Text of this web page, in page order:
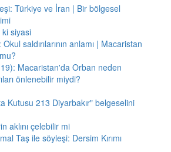
Türkiye ve İran | Bir bölgesel
ki siyasi
saldırılarının anlamı | Macaristan
Macaristan'da Orban neden
önlenebilir miydi?
Kutusu 213 Diyarbakır" belgeselini
aklını çelebilir mi
Taş ile söyleşi: Dersim Kırımı